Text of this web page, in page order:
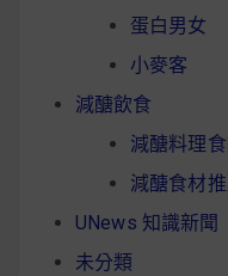
蛋白男女
小麥客
減醣飲食
減醣料理
減醣食材
UNews 知識新聞
未分類